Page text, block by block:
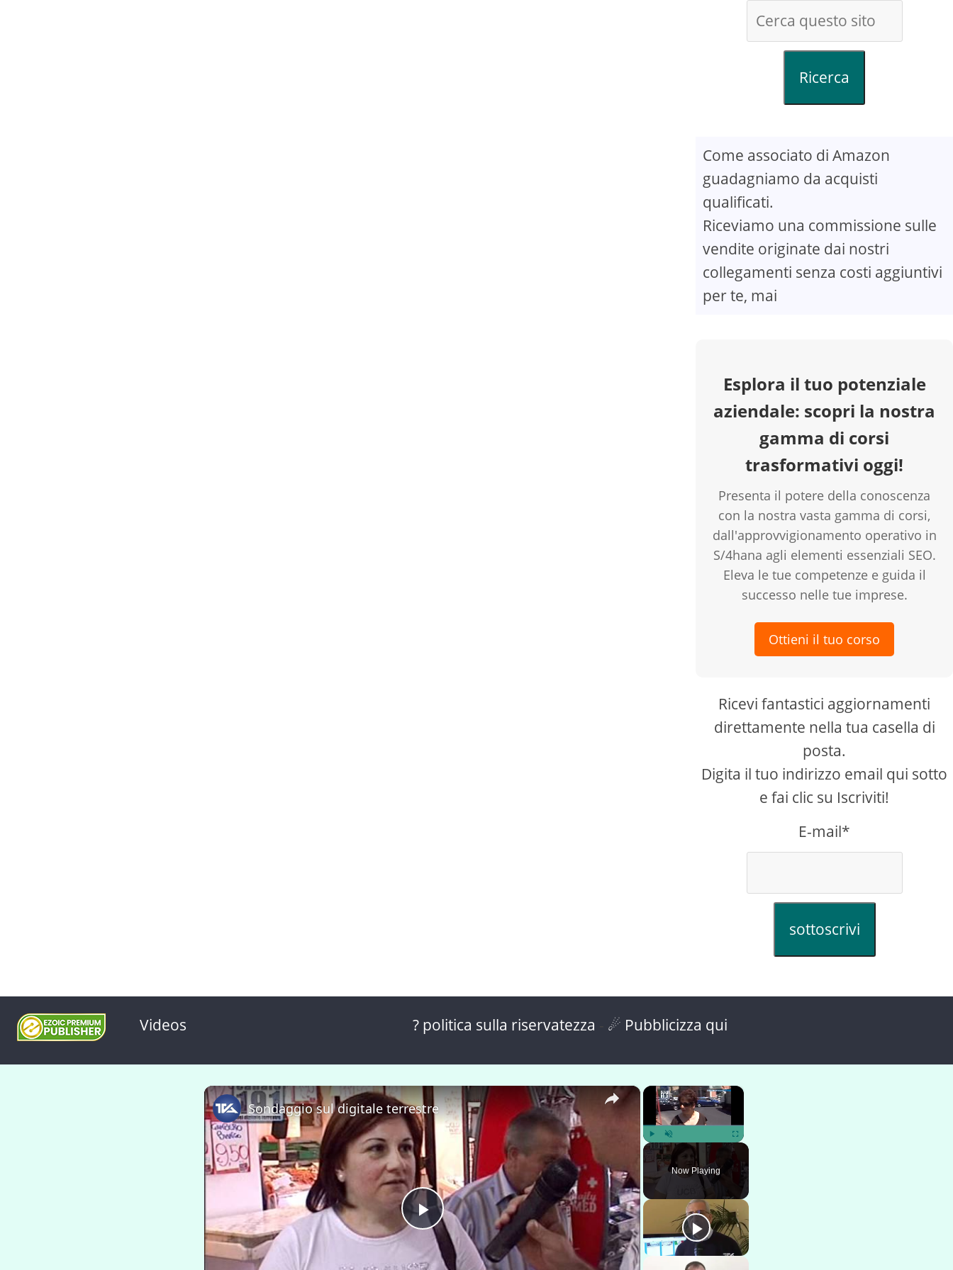
Ricerca
Come associato di Amazon
guadagniamo da acquisti
qualificati.
Riceviamo una commissione sulle
vendite originate dai nostri
collegamenti senza costi aggiuntivi
per te, mai
Esplora il tuo potenziale
aziendale: scopri la nostra
gamma di corsi
trasformativi oggi!
Presenta il potere della conoscenza
con la nostra vasta gamma di corsi,
dall'approvvigionamento operativo in
S/4hana agli elementi essenziali SEO.
Eleva le tue competenze e guida il
successo nelle tue imprese.
Ottieni il tuo corso
Ricevi fantastici aggiornamenti
direttamente nella tua casella di
posta.
Digita il tuo indirizzo email qui sotto
e fai clic su Iscriviti!
E-mail*
sottoscrivi
Videos ? politica sulla riservatezza ☄ Pubblicizza qui
×
Play Unmute Fullscreen
Now Playing
×
P
Sondaggio sul digitale terrestre